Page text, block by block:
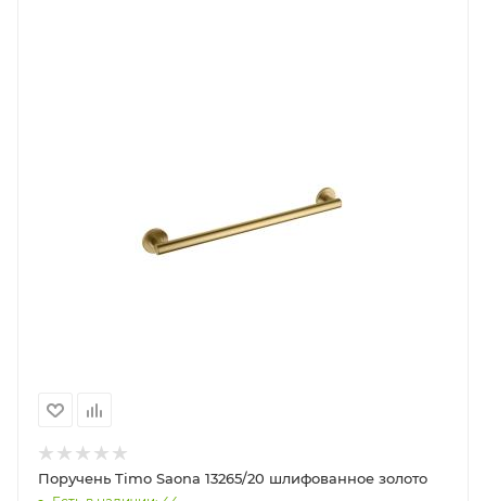
Поручень Timo Saona 13265/20 шлифованное золото